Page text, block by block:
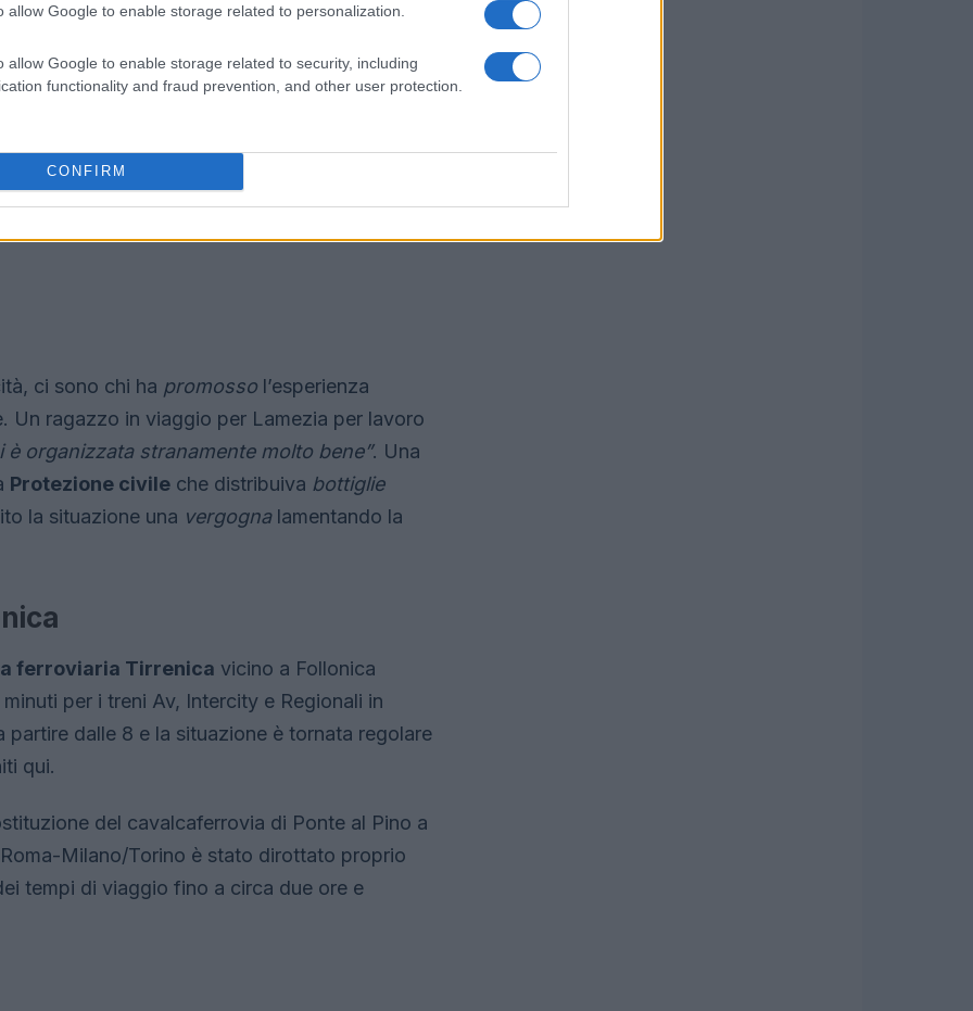
allow Google to enable storage related to personalization.
allow Google to enable storage related to security, including
functionality and fraud prevention, and other user protection.
CONFIRM
ci sono chi ha promosso l’esperienza
Un ragazzo in viaggio per Lamezia per lavoro
è organizzata stranamente molto bene”. Una
Protezione civile che distribuiva bottiglie
la situazione una vergognalamentando la
ferroviaria Tirrenica vicino a Follonica
per i treni Av, Intercity e Regionali in
dalle 8 e la situazione è tornata regolare
qui.
del cavalcaferrovia di Ponte al Pino a
Milano/Torino è stato dirottato proprio
tempi di viaggio fino a circa due ore e